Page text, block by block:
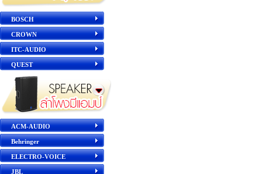
BOSCH
CROWN
ITC-AUDIO
QUEST
ACM-AUDIO
Behringer
ELECTRO-VOICE
JBL